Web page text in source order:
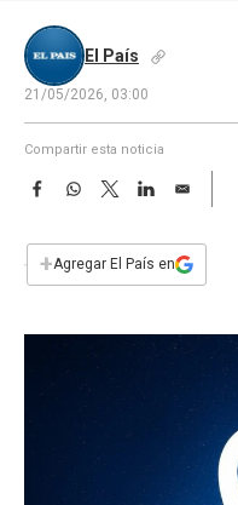
El País
21/05/2026, 03:00
Compartir esta noticia
F
e
b
W
s
T
w
t
L
E
i
l
+Agregar El País en